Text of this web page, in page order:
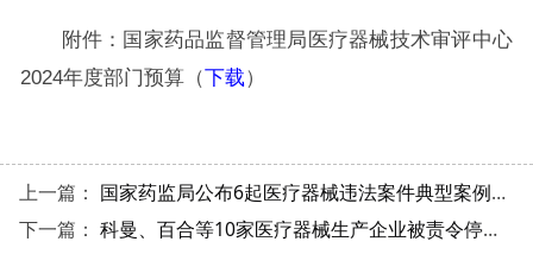
附件：国家药品监督管理局医疗器械技术审评中心
2024年度部门预算（下载）
上一篇： 国家药监局公布6起医疗器械违法案件典型案例信息
下一篇： 科曼、百合等10家医疗器械生产企业被责令停产，因质量管理体系存在严重缺陷被罚！